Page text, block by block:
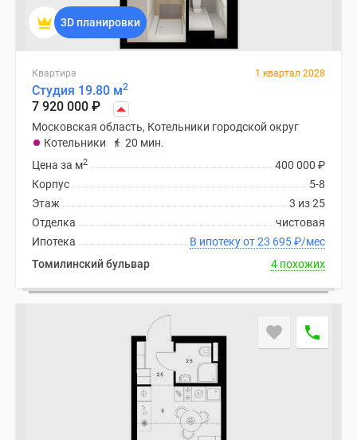
3D планировки
Квартира 1 квартал 2028
Студия 19.80 м2
7 920 000 ₽
Московская область, Котельники городской округ
Котельники
20 мин.
400 000 ₽
Цена за м2
5-8
Корпус
3 из 25
Этаж
чистовая
Отделка
В ипотеку от 23 695₽/мес
Ипотека
Томилинский бульвар
4 похожих